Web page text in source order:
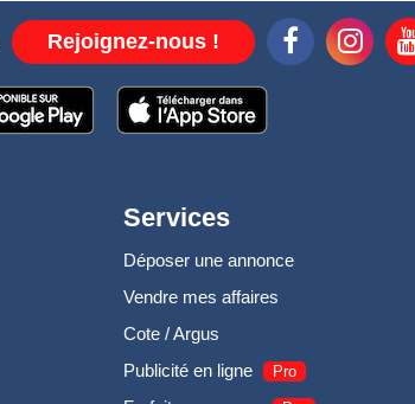
Rejoignez-nous !
Services
Déposer une annonce
Vendre mes affaires
Cote / Argus
Publicité en ligne
Pro